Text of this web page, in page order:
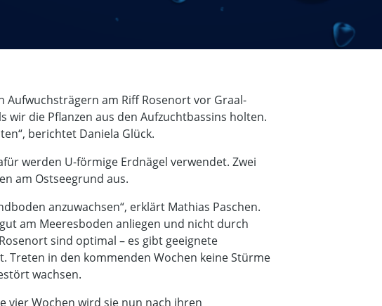
Aufwuchsträgern am Riff Rosenort vor Graal-
die Pflanzen aus den Aufzuchtbassins holten.
berichtet Daniela Glück.
werden U-förmige Erdnägel verwendet. Zwei
am Ostseegrund aus.
anzuwachsen“, erklärt Mathias Paschen.
am Meeresboden anliegen und nicht durch
sind optimal – es gibt geeignete
Treten in den kommenden Wochen keine Stürme
wachsen.
vier Wochen wird sie nun nach ihren